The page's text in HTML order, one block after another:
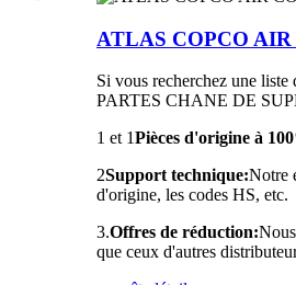
ATLAS COPCO AIR
Si vous recherchez une
PARTES CHANE DE
1 et 1Pièces d'origine à
2Support technique:Notre
d'origine, les codes HS, etc.
3.Offres de réduction:
que ceux d'autres